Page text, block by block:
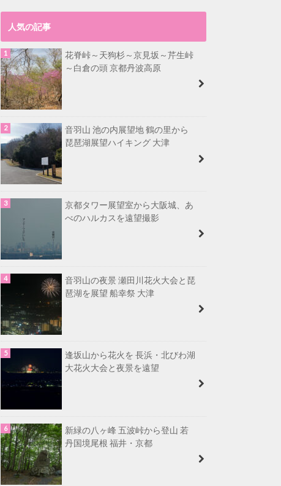
人気の記事
花脊峠～天狗杉～京見坂～芹生峠
～白倉の頭 京都丹波高原
音羽山 池の内展望地 鶴の里から
琵琶湖展望ハイキング 大津
京都タワー展望室から大阪城、あ
べのハルカスを遠望撮影
音羽山の夜景 瀬田川花火大会と琵
琶湖を展望 船幸祭 大津
逢坂山から花火を 長浜・北びわ湖
大花火大会と夜景を遠望
新緑の八ヶ峰 五波峠から登山 若
丹国境尾根 福井・京都